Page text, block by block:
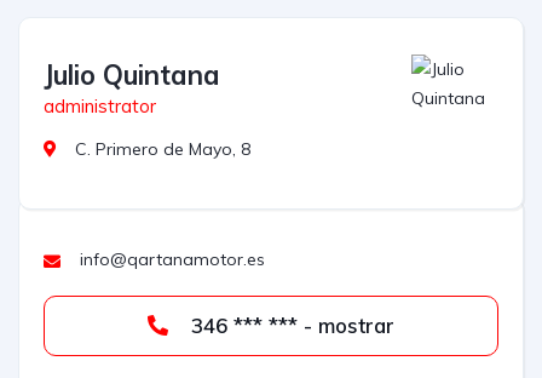
Julio Quintana
administrator
C. Primero de Mayo, 8
info@qartanamotor.es
346 *** *** - mostrar